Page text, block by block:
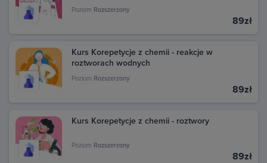
Poziom Rozszerzony
89zł
Kurs Korepetycje z chemii - reakcje w
roztworach wodnych
Poziom Rozszerzony
89zł
Kurs Korepetycje z chemii - roztwory
Poziom Rozszerzony
89zł